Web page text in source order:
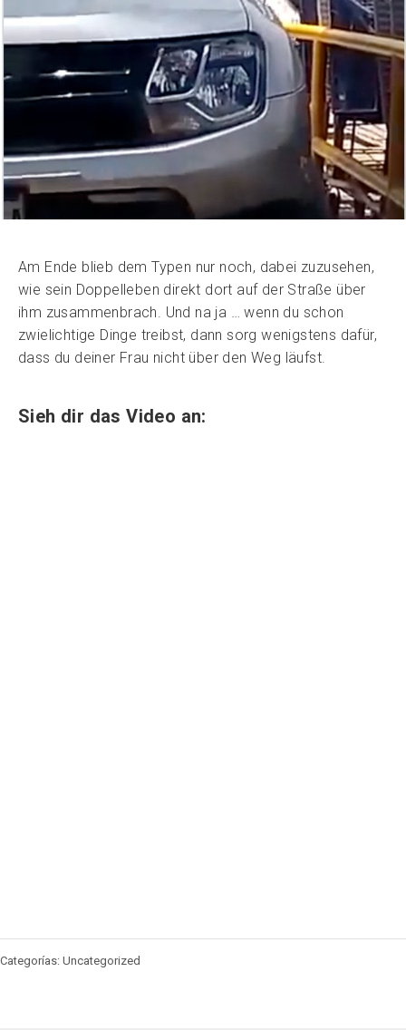
Am Ende blieb dem Typen nur noch, dabei zuzusehen,
wie sein Doppelleben direkt dort auf der Straße über
ihm zusammenbrach. Und na ja … wenn du schon
zwielichtige Dinge treibst, dann sorg wenigstens dafür,
dass du deiner Frau nicht über den Weg läufst.
Sieh dir das Video an:
Categorías: Uncategorized